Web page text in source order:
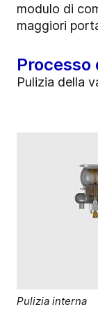
modulo di
maggiori
Processo
Pulizia della
Pulizia interna